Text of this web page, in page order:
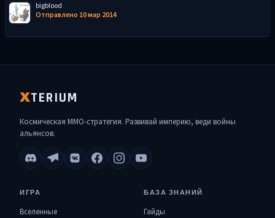
bigblood
Отправлено 10 мар 2014
XTERIUM
Космическая MMO-стратегия. Развивай империю, веди войны
альянсов.
ИГРА
Вселенные
БАЗА ЗНАНИЙ
Гайды